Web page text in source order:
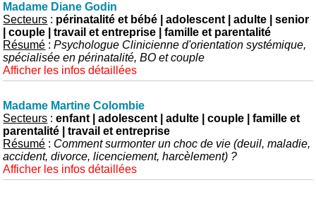
Madame Diane Godin
Secteurs : périnatalité et bébé | adolescent | adulte | senior
| couple | travail et entreprise | famille et parentalité
Résumé :Psychologue Clinicienne d'orientation systémique,
spécialisée en périnatalité, BO et couple
Afficher les infos détaillées
Madame Martine Colombie
Secteurs :enfant | adolescent | adulte | couple | famille et
parentalité | travail et entreprise
Résumé : Comment surmonter un choc de vie (deuil, maladie,
accident, divorce, licenciement, harcèlement) ?
Afficher les infos détaillées